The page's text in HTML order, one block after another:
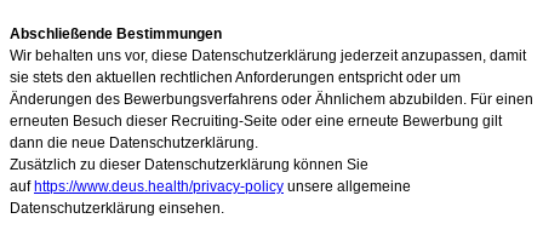
Abschließende Bestimmungen
Wir behalten uns vor, diese Datenschutzerklärung jederzeit anzupassen, damit
sie stets den aktuellen rechtlichen Anforderungen entspricht oder um
Änderungen des Bewerbungsverfahrens oder Ähnlichem abzubilden. Für einen
erneuten Besuch dieser Recruiting-Seite oder eine erneute Bewerbung gilt
dann die neue Datenschutzerklärung.
Zusätzlich zu dieser Datenschutzerklärung können Sie
aufhttps://www.deus.health/privacy-policy unsere allgemeine
Datenschutzerklärung einsehen.